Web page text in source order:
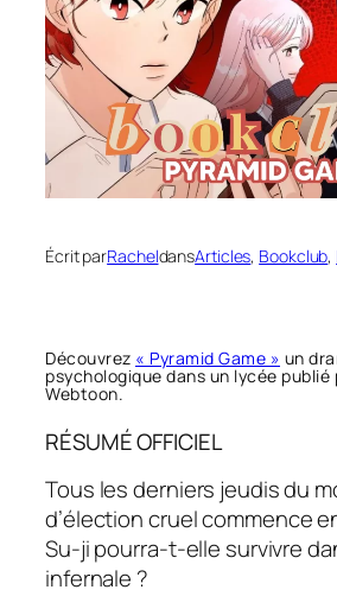
Écrit parRacheldansArticles, Bookclub,
Découvrez « Pyramid Game » un
psychologique dans un lycée publié
Webtoon.
RÉSUMÉ OFFICIEL
Tous les derniers jeudis du
d’élection cruel commence
Su-ji pourra-t-elle survivre
infernale ?